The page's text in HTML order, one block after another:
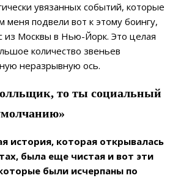
увязанных событий, которые
меня подвели вот к этому боингу,
из Москвы в Нью-Йорк. Это целая
количество звеньев
неразрывную ось.
то ты социальный
история, которая открывалась
была еще чистая и вот эти
были исчерпаны по